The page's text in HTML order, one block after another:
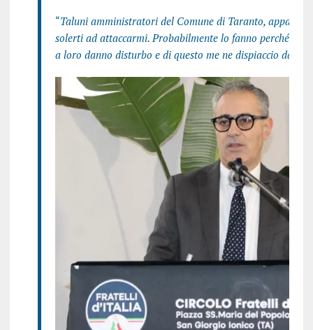
“Taluni amministratori del Comune di Taranto,
solerti ad attaccarmi. Probabilmente lo fanno perché il
a loro danno disturbo e di questo me ne dispiaccio